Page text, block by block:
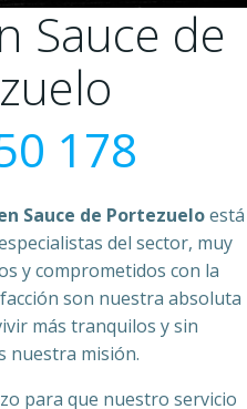
Sauce de
178
Sauce de Portezueloestá
del sector, muy
y comprometidos con la
son nuestra absoluta
más tranquilos y sin
nuestra misión.
para que nuestro servicio